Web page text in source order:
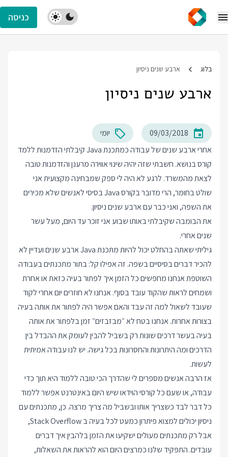
כניסה
בלוג ארבע שנים ניסיון
ארבע שנים ניסיון
09/03/2018
יומי
אחרי ארבע שנים של עבודה כמתכנת Java קיבלתי הזדמנות ללמד
קורס בנושא. חשבתי שזה יהיה שינוי אווירה מרענן והזדמנות טובה
לצאת מהמשרד. לרגע לא היה לי ספק שמבחינה מקצועית אני
שולט בחומר, הרי מדובר בקורס Java בסיסי לאנשים שלא מכירים
את השפה, ואני כבר עם ארבע שנים ניסיון.
את הבומבה שקיבלתי באותו שבוע אני זוכר עד היום, מעל עשר
שנים אחרי.
גיליתי שאתה בהחלט יכול להיות מתכנת Java ארבע שנים ועדיין לא
להכיר דברים בסיסיים בשפה. זה אפילו קל: בתור מתכנתים בעבודה
השוטפת אנחנו מחפשים כל הזמן איך לפתור בעיה כזאת או אחרת
ושמחים לראות שהקוד עובד בסוף. אנחנו לא חוזרים יום אחרי לקוד
שעובד לשאול למה זה עבד והאם אפשר היה לפתור את אותה בעיה
בצורות אחרות. אנחנו בטח לא ״מבזבזים״ זמן בלפתור את אותה
בעיה בעשר דרכים שונות רק בשביל להבין לעומק את ההבדל בין
הדרכים ומה היתרונות והחסרונות בכל גישה. יש לנו עבודה אמיתית
לעשות.
אז הרבה אנשים מספרים לי שהדרך הכי טובה ללמוד היא תוך כדי
עבודה, או שעם כל קורסי הוידאו שיש היום באינטרנט אפשר ללמוד
כל דבר לבד כשצריך אותו ובשביל מה צריך מרצה. כן, מתכנתים עם
ניסיון יכולים למצוא פיתרון כמעט לכל בעיה ב Stack Overflow,
אבל רק מתכנתים מעולים ישקיעו את הזמן בלהבין איך דברים
עובדים. התפקיד שלנו כמרצים היום הוא להראות את השאלות,